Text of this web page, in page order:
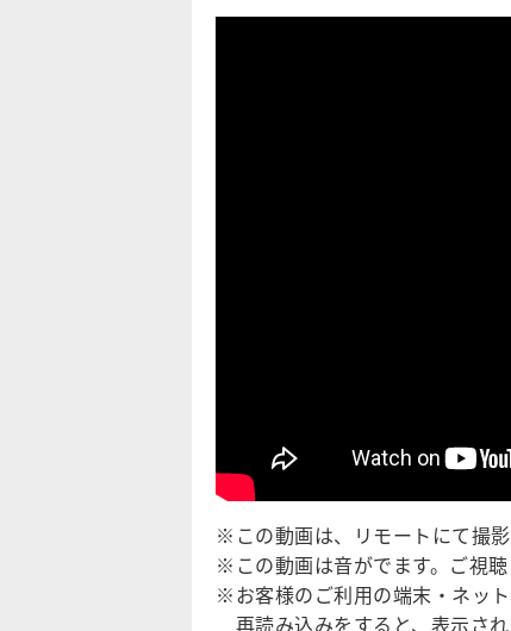
※この動画は、リモートにて撮影
※この動画は音がでます。ご視
※お客様のご利用の端末・ネッ
再読み込みをすると、表示され